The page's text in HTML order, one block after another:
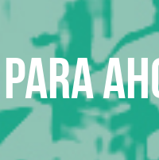
para